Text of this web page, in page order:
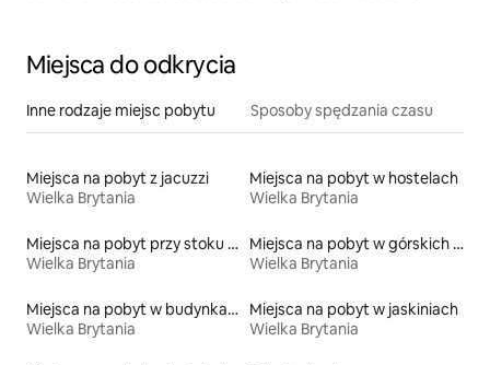
Miejsca do odkrycia
Inne rodzaje miejsc pobytu Sposoby spędzania czasu
Miejsca na pobyt z jacuzzi
Wielka Brytania
Miejsca na pobyt w hostelach
Wielka Brytania
Miejsca na pobyt przy stoku narciarskim
Wielka Brytania
Miejsca na pobyt w górskich chatach
Wielka Brytania
Miejsca na pobyt w budynkach sakralnych
Wielka Brytania
Miejsca na pobyt w jaskiniach
Wielka Brytania